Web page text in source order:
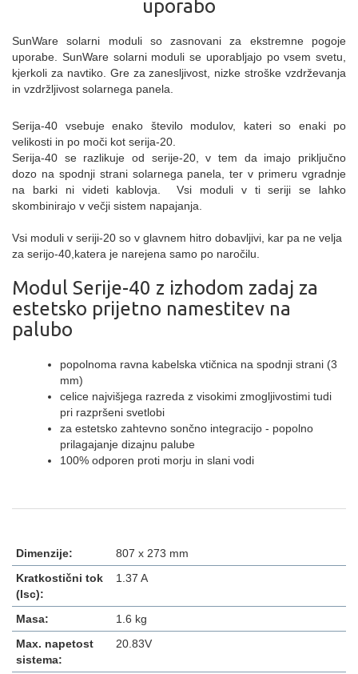
uporabo
SunWare solarni moduli so zasnovani za ekstremne pogoje
uporabe. SunWare solarni moduli se uporabljajo po vsem svetu,
kjerkoli za navtiko. Gre za zanesljivost, nizke stroške vzdrževanja
in vzdržljivost solarnega panela.
Serija-40 vsebuje enako število modulov, kateri so enaki po
velikosti in po moči kot serija-20.
Serija-40 se razlikuje od serije-20, v tem da imajo priključno
dozo na spodnji strani solarnega panela, ter v primeru vgradnje
na barki ni videti kablovja. Vsi moduli v ti seriji se lahko
skombinirajo v večji sistem napajanja.
Vsi moduli v seriji-20 so v glavnem hitro dobavljivi, kar pa ne velja
za serijo-40,katera je narejena samo po naročilu.
Modul Serije-40 z izhodom zadaj za
estetsko prijetno namestitev na
palubo
popolnoma ravna kabelska vtičnica na spodnji strani (3
mm)
celice najvišjega razreda z visokimi zmogljivostimi tudi
pri razpršeni svetlobi
za estetsko zahtevno sončno integracijo - popolno
prilagajanje dizajnu palube
100% odporen proti morju in slani vodi
Dimenzije:
807 x 273 mm
Kratkostični tok
(Isc):
1.37 A
Masa:
1.6 kg
Max. napetost
sistema:
20.83V